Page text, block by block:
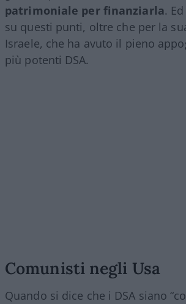
patrimoniale per finanziarla.
su questi punti, oltre che per la
Israele, che ha avuto il pieno
più potenti DSA.
Comunisti negli Usa
Quando si dice che i DSA siano